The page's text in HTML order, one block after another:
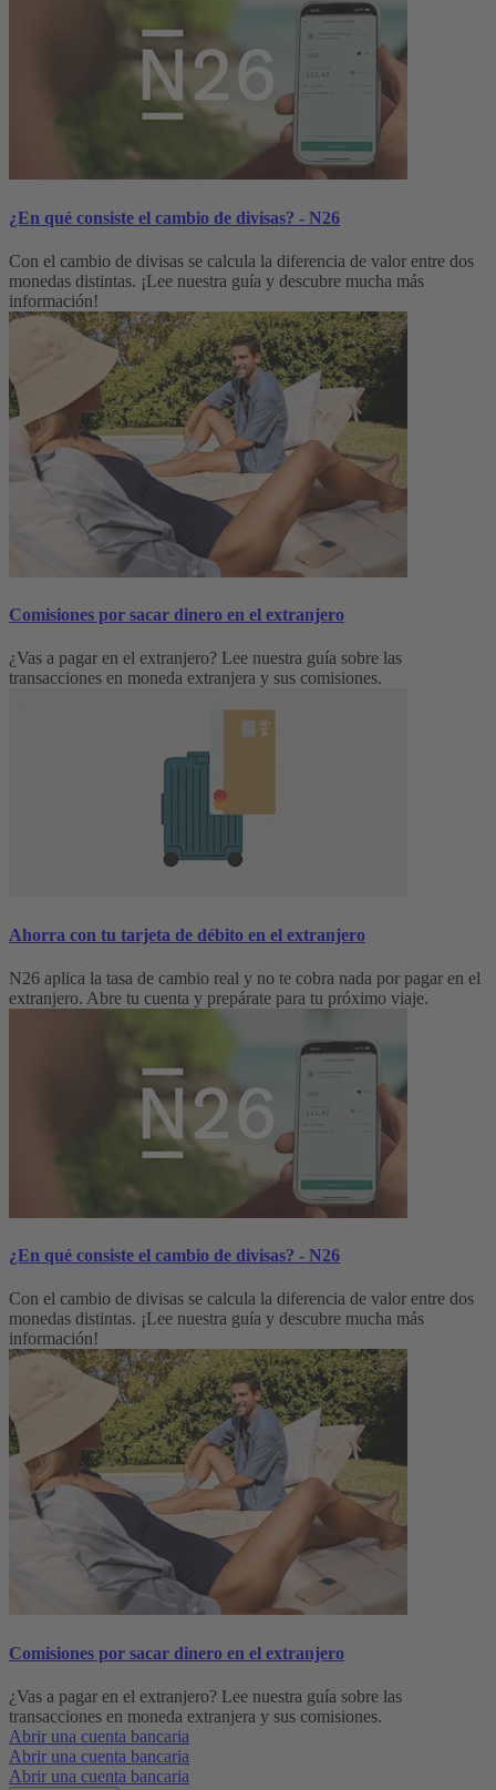
¿En qué consiste el cambio de divisas? - N26
Con el cambio de divisas se calcula la diferencia de valor entre dos
monedas distintas. ¡Lee nuestra guía y descubre mucha más
información!
Comisiones por sacar dinero en el extranjero
¿Vas a pagar en el extranjero? Lee nuestra guía sobre las
transacciones en moneda extranjera y sus comisiones.
Ahorra con tu tarjeta de débito en el extranjero
N26 aplica la tasa de cambio real y no te cobra nada por pagar en el
extranjero. Abre tu cuenta y prepárate para tu próximo viaje.
¿En qué consiste el cambio de divisas? - N26
Con el cambio de divisas se calcula la diferencia de valor entre dos
monedas distintas. ¡Lee nuestra guía y descubre mucha más
información!
Comisiones por sacar dinero en el extranjero
¿Vas a pagar en el extranjero? Lee nuestra guía sobre las
transacciones en moneda extranjera y sus comisiones.
Abrir una cuenta bancaria
Abrir una cuenta bancaria
Abrir una cuenta bancaria